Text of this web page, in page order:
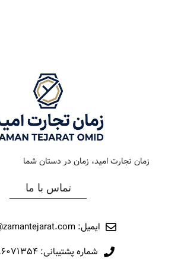
کلاسیک
رفرانس 313
جنس بند
نوع ساعت
رفرانس
برند
زمان تجارت امید، زمان در دستان شما
تماس با ما
ایمیل: info@zamantejarat.com
شماره پشتیبانی: ۰۲۱۸۶۰۷۱۳۵۴